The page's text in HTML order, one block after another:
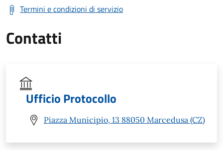
Termini e condizioni di servizio
Contatti
Ufficio Protocollo
Piazza Municipio, 13 88050 Marcedusa (CZ)